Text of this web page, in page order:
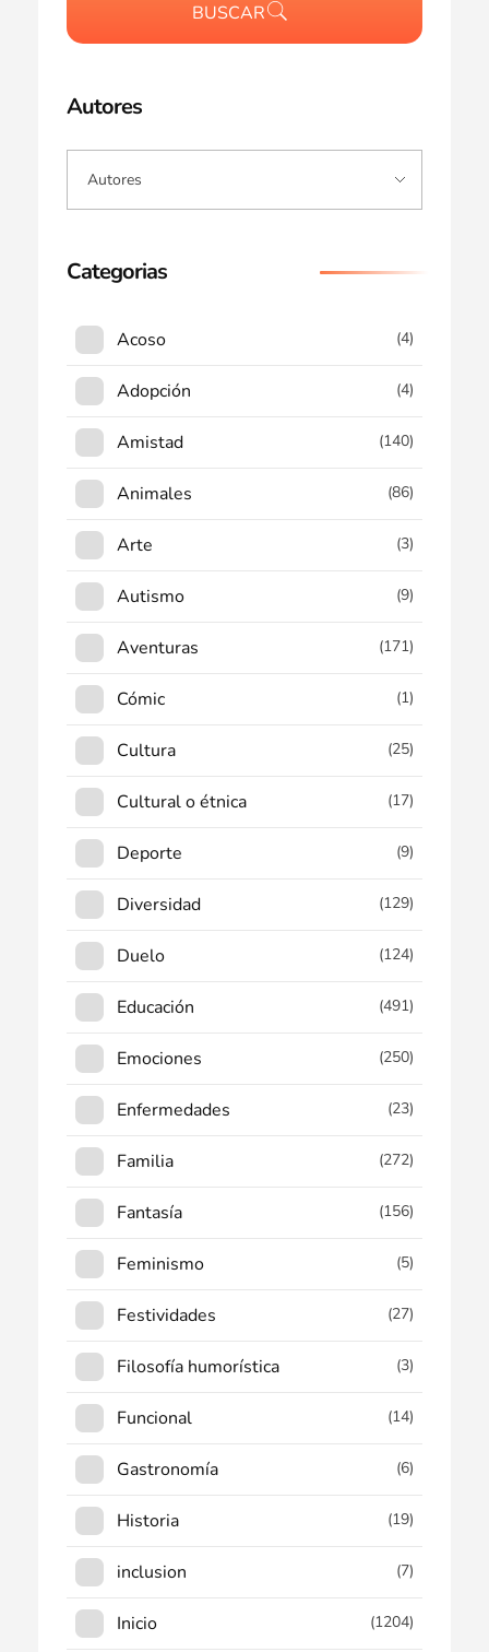
BUSCAR
Autores
Categorias
Acoso (4)
Adopción (4)
Amistad (140)
Animales (86)
Arte (3)
Autismo (9)
Aventuras (171)
Cómic (1)
Cultura (25)
Cultural o étnica (17)
Deporte (9)
Diversidad (129)
Duelo (124)
Educación (491)
Emociones (250)
Enfermedades (23)
Familia (272)
Fantasía (156)
Feminismo (5)
Festividades (27)
Filosofía humorística (3)
Funcional (14)
Gastronomía (6)
Historia (19)
inclusion (7)
Inicio (1204)